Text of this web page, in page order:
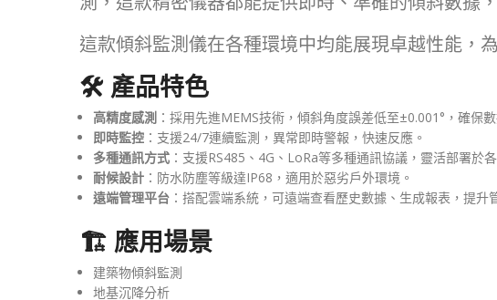
這款傾斜監測儀在各種環境中均能展現卓越性能，
🛠 產品特色
高精度感測 ：採用先進MEMS技術，傾斜角度誤差低至±0.001°，確保數
即時監控 ：支援24/7連續監測，異常即時警報，快速反應。
多種通訊方式 ：支援RS485、4G、LoRa等多種通訊協議，靈活部署於
耐候設計 ：防水防塵等級達IP68，適用於惡劣戶外環境。
遠端管理平台 ：搭配雲端系統，可遠端查看歷史數據、生成報表，提升
🏗 應用場景
建築物傾斜監測
地基沉降分析